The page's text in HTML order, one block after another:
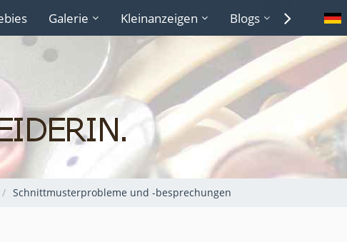
Galerie Kleinanzeigen Blogs Lexikon
Schnittmusterprobleme und -besprechungen